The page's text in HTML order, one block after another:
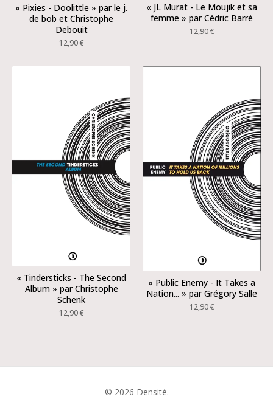
« Pixies - Doolittle » par le j.
de bob et Christophe
Debouit
12,90€
« JL Murat - Le Moujik et sa
femme » par Cédric Barré
12,90€
« Tindersticks - The Second
Album » par Christophe
Schenk
12,90€
« Public Enemy - It Takes a
Nation... » par Grégory Salle
12,90€
© 2026 Densité.